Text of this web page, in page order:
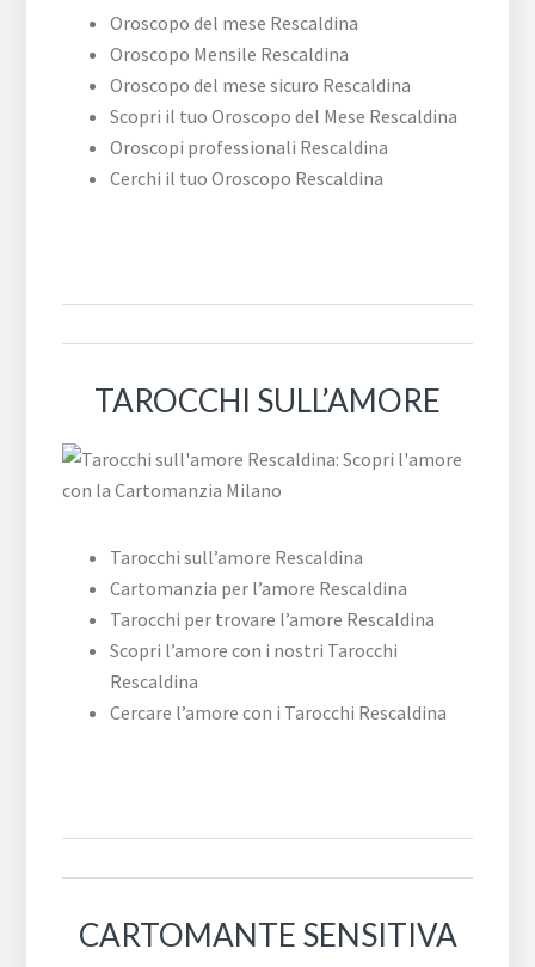
Oroscopo del mese Rescaldina
Oroscopo Mensile Rescaldina
Oroscopo del mese sicuro Rescaldina
Scopri il tuo Oroscopo del Mese Rescaldina
Oroscopi professionali Rescaldina
Cerchi il tuo Oroscopo Rescaldina
TAROCCHI SULL’AMORE
Tarocchi sull’amore Rescaldina
Cartomanzia per l’amore Rescaldina
Tarocchi per trovare l’amore Rescaldina
Scopri l’amore con i nostri Tarocchi
Rescaldina
Cercare l’amore con i Tarocchi Rescaldina
CARTOMANTE SENSITIVA